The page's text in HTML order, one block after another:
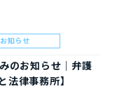
お知らせ
のお知らせ｜弁護
法律事務所】